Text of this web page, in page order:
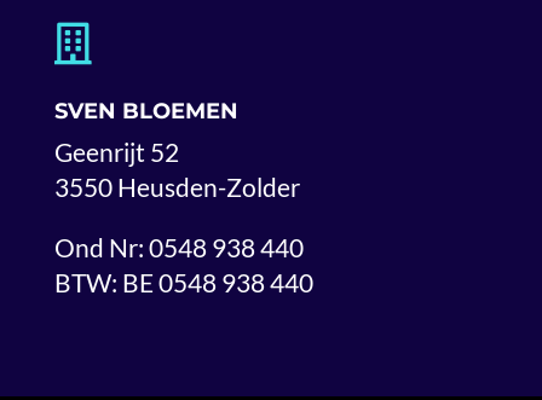

SVEN BLOEMEN
Geenrijt 52
3550 Heusden-Zolder
Ond Nr: 0548 938 440
BTW: BE 0548 938 440